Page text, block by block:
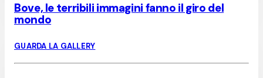
Bove, le terribili immagini fanno il giro del
mondo
GUARDA LA GALLERY